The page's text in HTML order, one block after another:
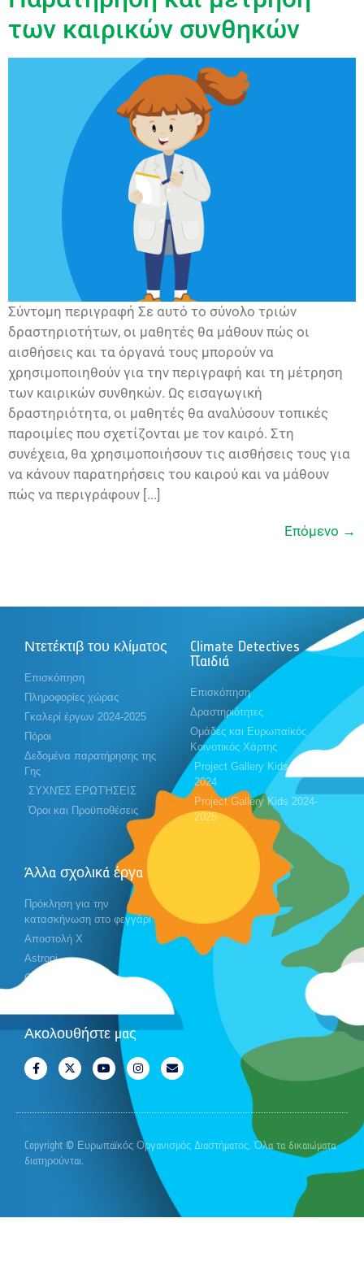
των καιρικών συνθηκών
Σύντομη περιγραφή Σε αυτό το σύνολο τριών
δραστηριοτήτων, οι μαθητές θα μάθουν πώς οι
αισθήσεις και τα όργανά τους μπορούν να
χρησιμοποιηθούν για την περιγραφή και τη μέτρηση
των καιρικών συνθηκών. Ως εισαγωγική
δραστηριότητα, οι μαθητές θα αναλύσουν τοπικές
παροιμίες που σχετίζονται με τον καιρό. Στη
συνέχεια, θα χρησιμοποιήσουν τις αισθήσεις τους για
να κάνουν παρατηρήσεις του καιρού και να μάθουν
πώς να περιγράφουν [...]
Επόμενο →
Ντετέκτιβ του κλίματος
Επισκόπηση
Πληροφορίες χώρας
Γκαλερί έργων 2024-2025
Πόροι
Δεδομένα παρατήρησης της
Γης
ΣΥΧΝΈΣ ΕΡΩΤΉΣΕΙΣ
Όροι και Προϋποθέσεις
Climate Detectives
Παιδιά
Επισκόπηση
Δραστηριότητες
Ομάδες και Ευρωπαϊκός
Κοινοτικός Χάρτης
Project Gallery Kids 2023-
2024
Project Gallery Kids 2024-
2025
Άλλα σχολικά έργα
Πρόκληση για την
κατασκήνωση στο φεγγάρι
Αποστολή X
Astropi
Cansat
Ακολουθήστε μας
Copyright © Ευρωπαϊκός Οργανισμός Διαστήματος. Όλα τα δικαιώματα
διατηρούνται.